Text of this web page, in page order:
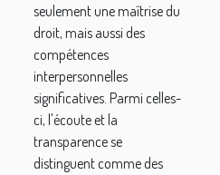
seulement une maîtrise du
droit, mais aussi des
compétences
interpersonnelles
significatives. Parmi celles-
ci, l'écoute et la
transparence se
distinguent comme des